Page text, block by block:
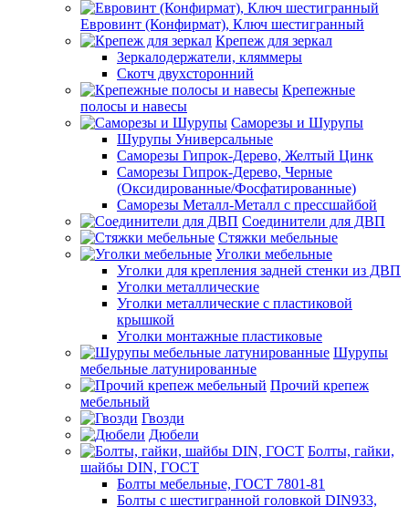
Евровинт (Конфирмат), Ключ шестигранный
Крепеж для зеркал
Зеркалодержатели, кляммеры
Скотч двухсторонний
Крепежные
полосы и навесы
Саморезы и Шурупы
Шурупы Универсальные
Саморезы Гипрок-Дерево, Желтый Цинк
Саморезы Гипрок-Дерево, Черные
(Оксидированные/Фосфатированные)
Саморезы Металл-Металл с прессшайбой
Соединители для ДВП
Стяжки мебельные
Уголки мебельные
Уголки для крепления задней стенки из ДВП
Уголки металлические
Уголки металлические с пластиковой
крышкой
Уголки монтажные пластиковые
Шурупы
мебельные латунированные
Прочий крепеж
мебельный
Гвозди
Дюбели
Болты, гайки,
шайбы DIN, ГОСТ
Болты мебельные, ГОСТ 7801-81
Болты с шестигранной головкой DIN933,